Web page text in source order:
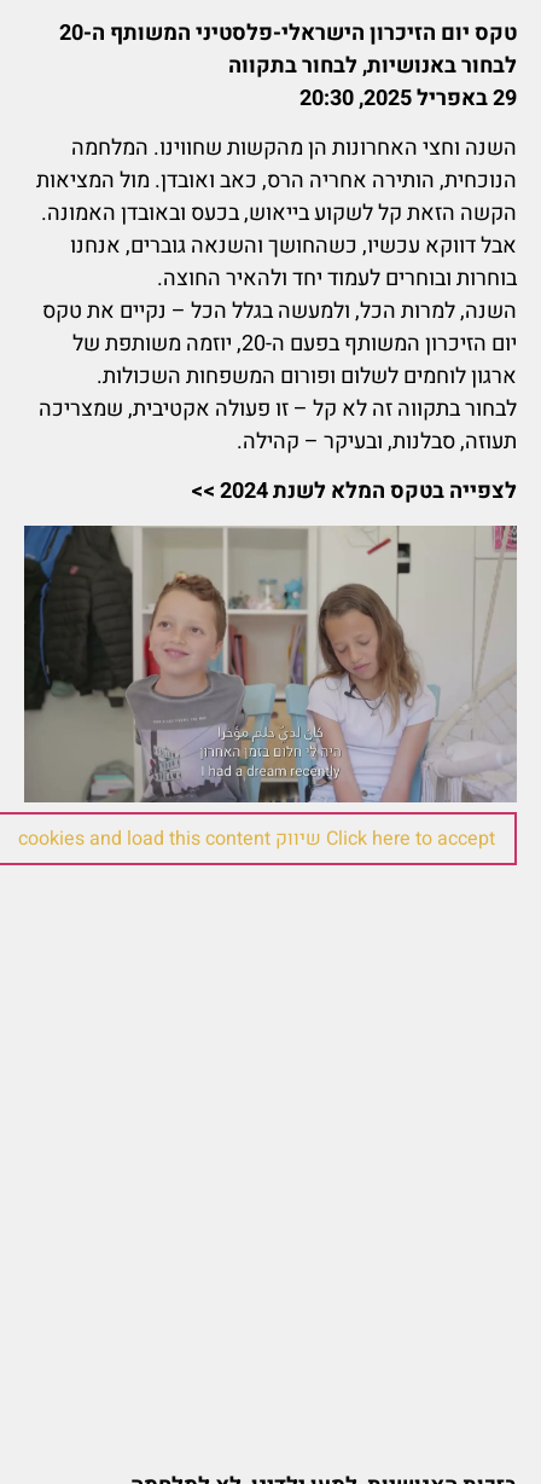
טקס יום הזיכרון הישראלי-פלסטיני המשותף ה-20
לבחור באנושיות, לבחור בתקווה
29 באפריל 2025, 20:30
השנה וחצי האחרונות הן מהקשות שחווינו. המלחמה
הנוכחית, הותירה אחריה הרס, כאב ואובדן. מול המציאות
הקשה הזאת קל לשקוע בייאוש, בכעס ובאובדן האמונה.
אבל דווקא עכשיו, כשהחושך והשנאה גוברים, אנחנו
בוחרות ובוחרים לעמוד יחד ולהאיר החוצה.
השנה, למרות הכל, ולמעשה בגלל הכל – נקיים את טקס
יום הזיכרון המשותף בפעם ה-20, יוזמה משותפת של
ארגון לוחמים לשלום ופורום המשפחות השכולות.
לבחור בתקווה זה לא קל – זו פעולה אקטיבית, שמצריכה
תעוזה, סבלנות, ובעיקר – קהילה.
לצפייה בטקס המלא לשנת 2024 >>
Click here to accept שיווק cookies and load this content